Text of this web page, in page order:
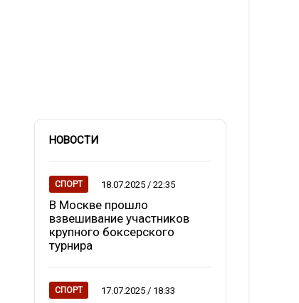
НОВОСТИ
СПОРТ 18.07.2025 / 22:35
В Москве прошло
взвешивание участников
крупного боксерского
турнира
СПОРТ 17.07.2025 / 18:33